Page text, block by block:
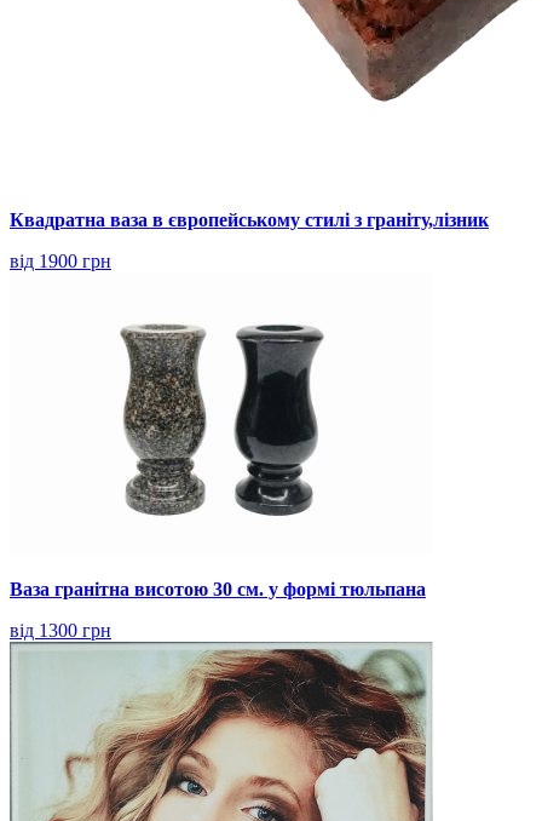
Квадратна ваза в європейському стилі з граніту,лізник
від 1900 грн
Ваза гранітна висотою 30 см. у формі тюльпана
від 1300 грн